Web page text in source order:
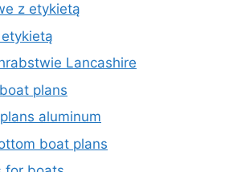
z etykietą
Lancashire
plans
aluminum
boat plans